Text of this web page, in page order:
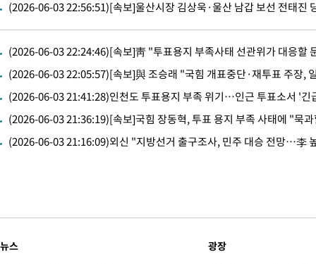
-24544초 전 >
"낮 기온 소폭 하락"…수도권 폭염중대경보, 폭염경보로 하향
-24508초 전 >[속보]이 대통령, '호우피해' 안동·의성 관할 4개 면 특별재난
선포
-24471초 전 >[단독]중수청 지원 검사들, 정원 초과 시 낮은 계급 임용…희망
갈 수도
-22442초 전 >낮 최고 37도 찜통더위…곳곳 소나기·강원 많은 비[내일날씨]
-20748초 전 >SK하이닉스, 용인·청주 팹에 54조 투자…"AI 메모리 수요 선
-16544초 전 >[속보]코스피, 6200선 약보합…0.60% 내린 6258.77에 마쳐
-16524초 전 >
[속보]원·달러 환율, 7.7원 내린 1416.1원 마감
(2026-06-03 22:56:51)[속보]울산시장 김상욱·울산 남갑 보선 전태진
(2026-06-03 22:24:46)[속보]靑 "투표용지 부족사태 선관위가 대응할
(2026-06-03 22:05:57)[속보]與 조승래 "국힘 개표중단·재투표 주장,
(2026-06-03 21:41:28)인천도 투표용지 부족 위기…인근 투표소서 '긴
(2026-06-03 21:16:09)외신 "지방선거 출구조사, 민주 대승 전망…李
뉴스 광장